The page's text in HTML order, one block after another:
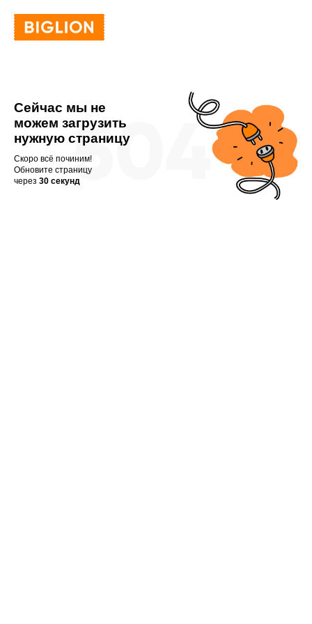
Сейчас мы не
можем загрузить
нужную страницу
Скоро всё починим!
Обновите страницу
через 30 секунд